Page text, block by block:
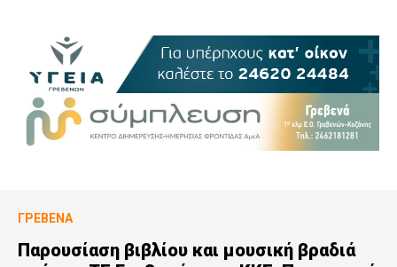
ΓΡΕΒΕΝΆ
Παρουσίαση βιβλίου και μουσική βραδιά